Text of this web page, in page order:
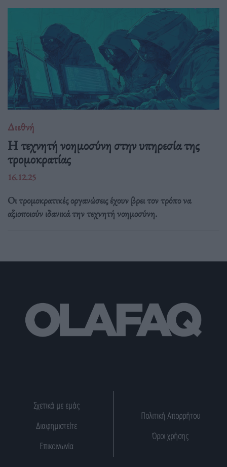
Διεθνή
Η τεχνητή νοημοσύνη στην υπηρεσία της
τρομοκρατίας
16.12.25
Οι τρομοκρατικές οργανώσεις έχουν βρει τον τρόπο να
αξιοποιούν ιδανικά την τεχνητή νοημοσύνη.
Σχετικά με εμάς
Διαφημιστείτε
Επικοινωνία
Πολιτική Απορρήτου
Όροι χρήσης